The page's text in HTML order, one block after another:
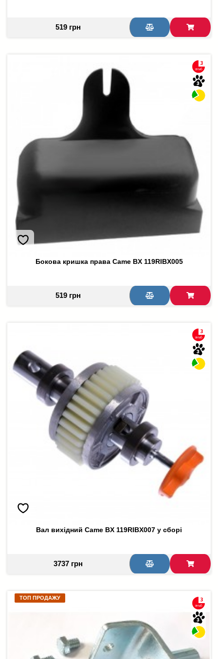
519 грн
Бокова кришка права Came BX 119RIBX005
519 грн
Вал вихідний Came BX 119RIBX007 у сборі
3737 грн
ТОП ПРОДАЖУ